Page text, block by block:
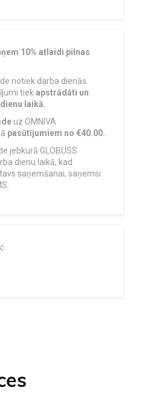
10% atlaidi pilnas
notiek darba dienās.
tiek apstrādāti un
laikā.
uz OMNIVA
pasūtījumiem no €40.00.
jebkurā GLOBUSS
dienu laikā, kad
saņemšanai, saņemsi